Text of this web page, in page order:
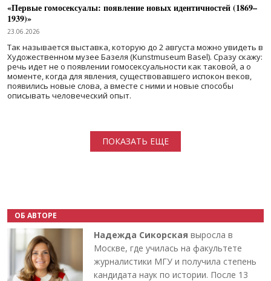
«Первые гомосексуалы: появление новых идентичностей (1869–
1939)»
23.06.2026
Так называется выставка, которую до 2 августа можно увидеть в
Художественном музее Базеля (Kunstmuseum Basel). Сразу скажу:
речь идет не о появлении гомосексуальности как таковой, а о
моменте, когда для явления, существовавшего испокон веков,
появились новые слова, а вместе с ними и новые способы
описывать человеческий опыт.
ПОКАЗАТЬ ЕЩЕ
ОБ АВТОРЕ
Надежда Сикорская выросла в
Москве, где училась на факультете
журналистики МГУ и получила степень
кандидата наук по истории. После 13